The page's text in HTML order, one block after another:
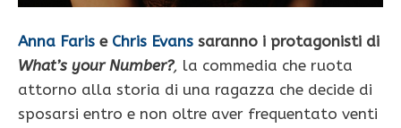
Anna Faris e Chris Evans saranno i protagonisti di
What’s your Number?, la commedia che ruota
attorno alla storia di una ragazza che decide di
sposarsi entro e non oltre aver frequentato venti